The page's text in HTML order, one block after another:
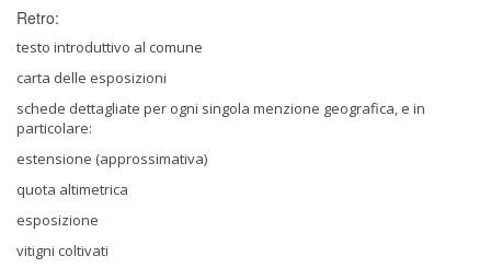
Retro:
testo introduttivo al comune
carta delle esposizioni
schede dettagliate per ogni singola menzione geografica, e in
particolare:
estensione (approssimativa)
quota altimetrica
esposizione
vitigni coltivati